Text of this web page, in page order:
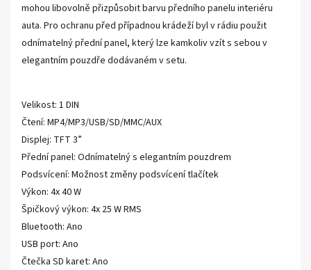
mohou libovolně přizpůsobit barvu předního panelu interiéru
auta. Pro ochranu před případnou krádeží byl v rádiu použit
odnímatelný přední panel, který lze kamkoliv vzít s sebou v
elegantním pouzdře dodávaném v setu.
Velikost: 1 DIN
Čtení: MP4/MP3/USB/SD/MMC/AUX
Displej: TFT 3”
Přední panel: Odnímatelný s elegantním pouzdrem
Podsvícení: Možnost změny podsvícení tlačítek
Výkon: 4x 40 W
Špičkový výkon: 4x 25 W RMS
Bluetooth: Ano
USB port: Ano
Čtečka SD karet: Ano